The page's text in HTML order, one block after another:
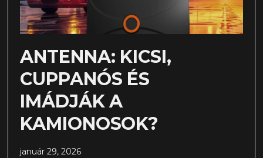
ANTENNA: KICSI,
CUPPANÓS ÉS
IMÁDJÁK A
KAMIONOSOK?
január 29, 2026